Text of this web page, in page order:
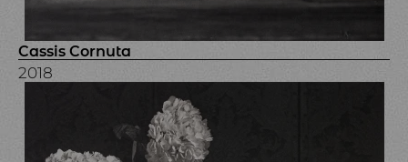
Cassis Cornuta
2018